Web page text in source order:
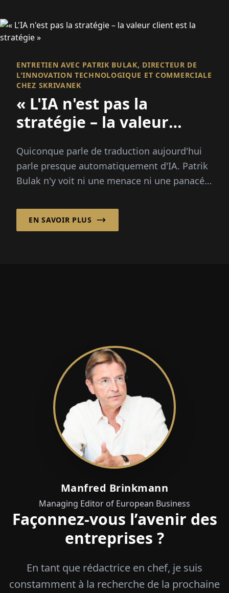
ENTRETIEN AVEC PATRIK BULAK, DIRECTEUR DE
L'INNOVATION TECHNOLOGIQUE ET COMMERCIALE
CHEZ SKRIVANEK
« L'IA n'est pas la
stratégie – la valeur
Quiconque parle de traduction aujourd'hui
parle presque automatiquement d'IA. Patrik
Bulak n'y voit ni une menace ni une panacée.
EN SAVOIR PLUS
Manfred Brinkmann
Managing Editor of European Business
Façonnez-vous l’avenir des
entreprises ?
En tant que rédactrice en chef, je suis
constamment à la recherche de la prochaine